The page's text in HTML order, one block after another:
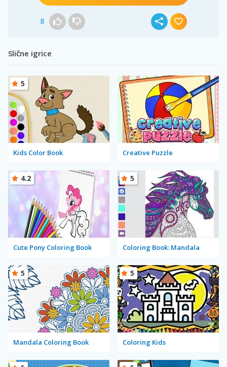
8
Slične igrice
Kids Color Book
5
Creative Puzzle
Cute Pony Coloring Book
4.2
Coloring Book: Mandala
5
Mandala Coloring Book
5
Coloring Kids
5